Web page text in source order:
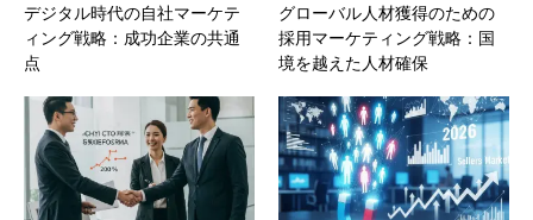
デジタル時代の自社マーケテ
ィング戦略：成功企業の共通
点
グローバル人材獲得のための
採用マーケティング戦略：国
境を越えた人材確保